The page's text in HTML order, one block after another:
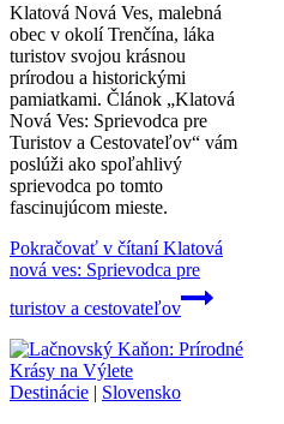
Klatová Nová Ves, malebná
obec v okolí Trenčína, láka
turistov svojou krásnou
prírodou a historickými
pamiatkami. Článok „Klatová
Nová Ves: Sprievodca pre
Turistov a Cestovateľov“ vám
poslúži ako spoľahlivý
sprievodca po tomto
fascinujúcom mieste.
Pokračovať v čítaníKlatová
nová ves: Sprievodca pre
turistov a cestovateľov
Destinácie | Slovensko